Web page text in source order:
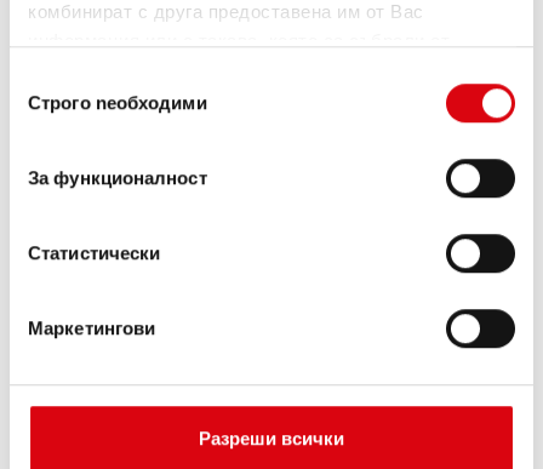
комбинират с друга предоставена им от Вас
наСтрого nеобходими
За функционалност
Статистически
Маркетингови
Разреши всички
Buffalo Bull EFB
С повишена мощност точно според
Качество на оригинал за дооборудване.
ТЪРГОВЦИ И СЕРВИЗИ ЗА МОНТАЖ >